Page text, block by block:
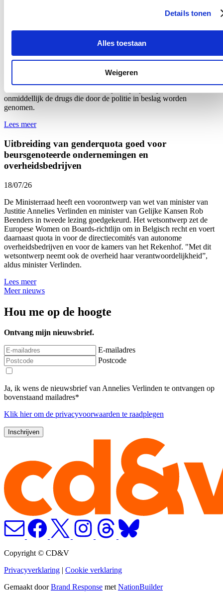
Details tonen
Alles toestaan
Weigeren
Tomorrowland
18/07/26
Ik bracht een bezoek aan het mobiele forensische labo van het
Tomorrowland. Al voor het derde jaar op rij analyseert het labo
onmiddellijk de drugs die door de politie in beslag worden
genomen.
Lees meer
Uitbreiding van genderquota goed voor
beursgenoteerde ondernemingen en
overheidsbedrijven
18/07/26
De Ministerraad heeft een voorontwerp van wet van minister van
Justitie Annelies Verlinden en minister van Gelijke Kansen Rob
Beenders in tweede lezing goedgekeurd. Het wetsontwerp zet de
Europese Women on Boards-richtlijn om in Belgisch recht en voert
daarnaast quota in voor de directiecomités van autonome
overheidsbedrijven en voor de kamers van het Rekenhof. "Met dit
wetsontwerp neemt ook de overheid haar verantwoordelijkheid”,
aldus minister Verlinden.
Lees meer
Meer nieuws
Hou me op de hoogte
Ontvang mijn nieuwsbrief.
E-mailadres
Postcode
Ja, ik wens de nieuwsbrief van Annelies Verlinden te ontvangen op
bovenstaand mailadres*
Klik hierom de privacyvoorwaarden te raadplegen
Copyright © CD&V
Privacyverklaring | Cookie verklaring
Gemaakt doorBrand Response metNationBuilder